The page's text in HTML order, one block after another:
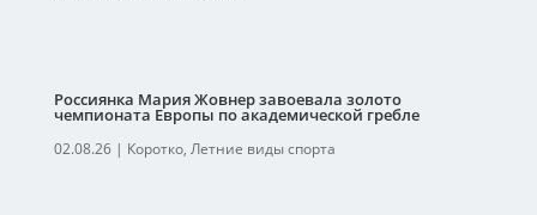
Россиянка Мария Жовнер завоевала золото
чемпионата Европы по академической гребле
02.08.26| Коротко, Летние виды спорта